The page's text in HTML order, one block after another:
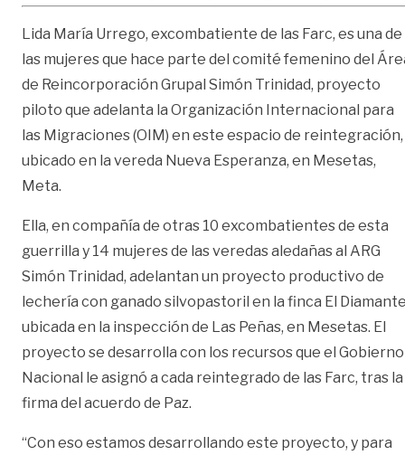
Lida María Urrego, excombatiente de las Farc, es una de
las mujeres que hace parte del comité femenino del
de Reincorporación Grupal Simón Trinidad, proyecto
piloto que adelanta la Organización Internacional para
las Migraciones (OIM) en este espacio de reintegración,
ubicado en la vereda Nueva Esperanza, en Mesetas,
Meta.
Ella, en compañía de otras 10 excombatientes de esta
guerrilla y 14 mujeres de las veredas aledañas al ARG
Simón Trinidad, adelantan un proyecto productivo de
lechería con ganado silvopastoril en la finca El
ubicada en la inspección de Las Peñas, en Mesetas. El
proyecto se desarrolla con los recursos que el Gobierno
Nacional le asignó a cada reintegrado de las Farc, tras la
firma del acuerdo de Paz.
“Con eso estamos desarrollando este proyecto, y para